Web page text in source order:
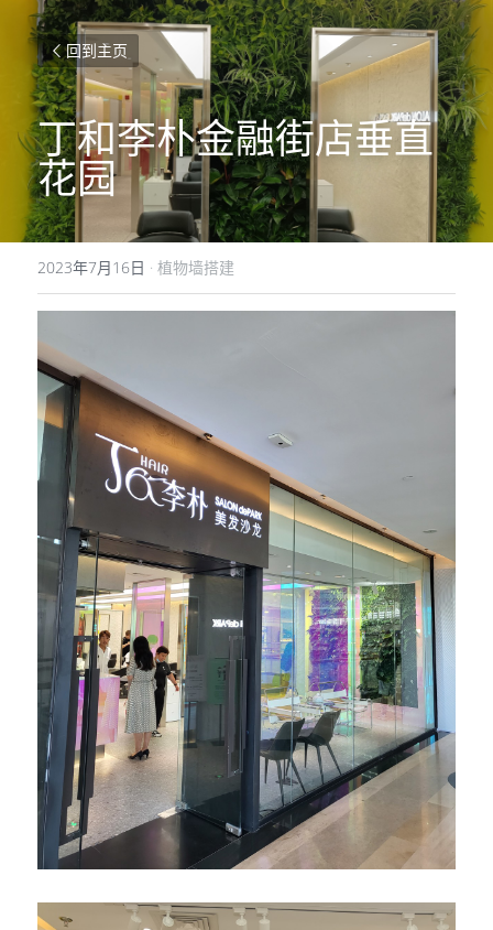
回到主页
丁和李朴金融街店垂直
花园
2023年7月16日 · 植物墙搭建